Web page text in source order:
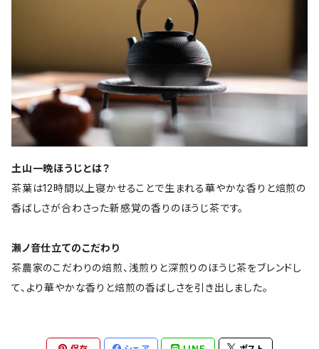
土山一晩ほうじとは？
茶葉は12時間以上寝かせることで生まれる華やかな香りと焙煎の
香ばしさが合わさった新感覚の香りのほうじ茶です。
瀬ノ音仕立てのこだわり
茶農家のこだわりの焙煎、浅煎りと深煎りのほうじ茶をブレンドし
て、より華やかな香りと焙煎の香ばしさを引き出しました。